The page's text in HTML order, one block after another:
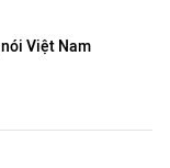
Việt Nam